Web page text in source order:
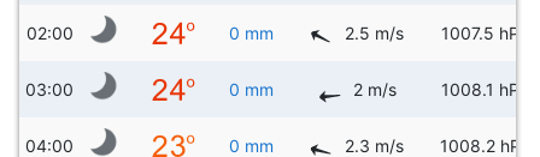
02:00 0 mm 2.5 m/s 1007.5 hPa
03:00 0 mm 2 m/s 1008.1 hPa
04:00 0 mm 2.3 m/s 1008.2 hPa